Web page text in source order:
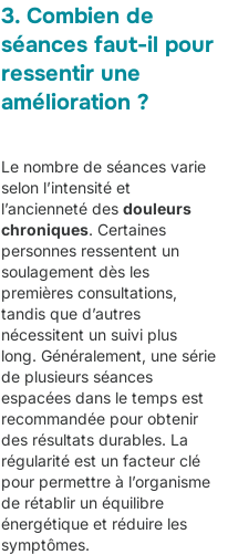
3. Combien de
séances faut-il pour
ressentir une
amélioration ?
Le nombre de séances varie
selon l’intensité et
l’ancienneté des douleurs
chroniques. Certaines
personnes ressentent un
soulagement dès les
premières consultations,
tandis que d’autres
nécessitent un suivi plus
long. Généralement, une série
de plusieurs séances
espacées dans le temps est
recommandée pour obtenir
des résultats durables. La
régularité est un facteur clé
pour permettre à l’organisme
de rétablir un équilibre
énergétique et réduire les
symptômes.